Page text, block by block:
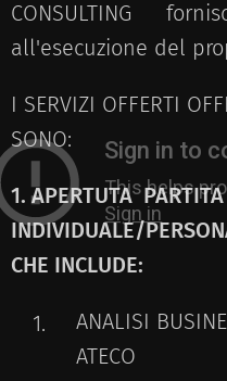
CONSULTING
all'esecuzione del
I SERVIZI OFFERTI
SONO:
1. APERTUTA
INDIVIDUALE/
CHE INCLUDE:
ANALISI
ATECO